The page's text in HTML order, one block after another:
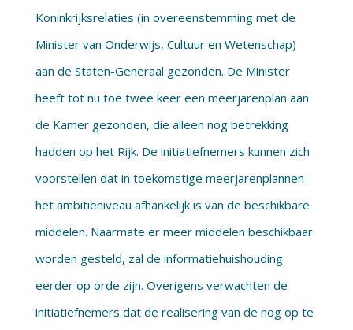
Koninkrijksrelaties (in overeenstemming met de
Minister van Onderwijs, Cultuur en Wetenschap)
aan de Staten-Generaal gezonden. De Minister
heeft tot nu toe twee keer een meerjarenplan aan
de Kamer gezonden, die alleen nog betrekking
hadden op het Rijk. De initiatiefnemers kunnen zich
voorstellen dat in toekomstige meerjarenplannen
het ambitieniveau afhankelijk is van de beschikbare
middelen. Naarmate er meer middelen beschikbaar
worden gesteld, zal de informatiehuishouding
eerder op orde zijn. Overigens verwachten de
initiatiefnemers dat de realisering van de nog op te